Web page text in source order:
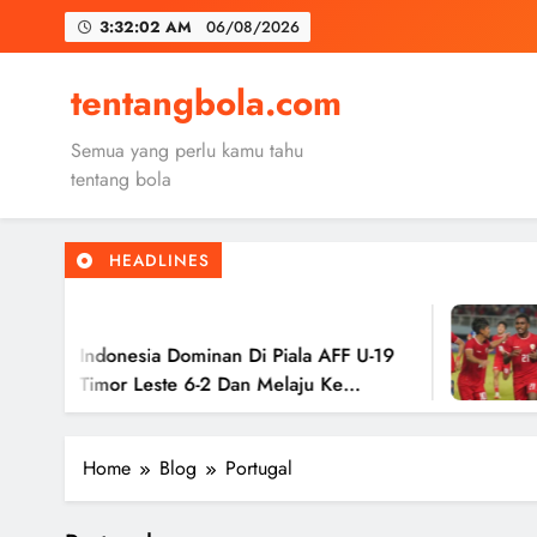
3:32:03 AM 06/08/2026
Malang
Malang
tentangbola.com
Semua yang perlu kamu tahu
tentang bola
HEADLINES
Indonesia Dominan Di Piala AFF U-19
Leste 6-2 Dan Melaju Ke
2
Ke
Home Blog Portugal